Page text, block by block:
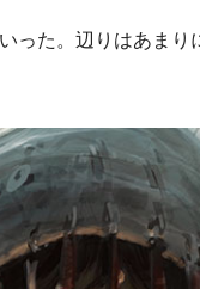
った。辺りはあま